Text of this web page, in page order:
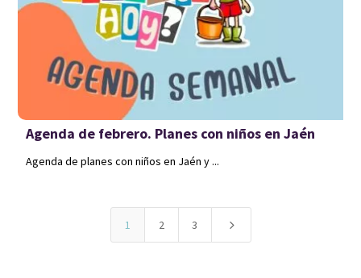
Agenda de febrero. Planes con niños en Jaén
Agenda de planes con niños en Jaén y ...
1 2 3 5